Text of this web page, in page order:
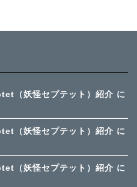
（妖怪セプテット）紹介 に
（妖怪セプテット）紹介 に
（妖怪セプテット）紹介 に